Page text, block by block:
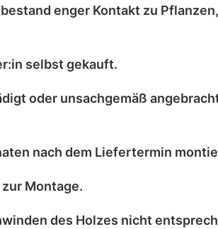
enger Kontakt zu
selbst gekauft.
oder unsachgemäß
nach dem Liefertermin
Montage.
des Holzes nicht